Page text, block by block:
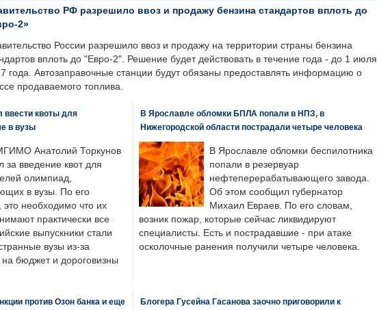
РФ разрешило ввоз и продажу бензина стандартов вплоть до
2»
России разрешило ввоз и продажу на территории страны бензина
вплоть до "Евро-2". Решение будет действовать в течение года - до 1 июля
года. Автозаправочные станции будут обязаны предоставлять информацию о
продаваемого топлива.
квоты для
в вузы
Анатолий Торкунов
за введение квот для
олимпиад,
в вузы. По его
необходимо что их
практически все
выпускники стали
вузы из-за
бюджет и дороговизны
В Ярославле обломки БПЛА попали в НПЗ, в
Нижегородской области пострадали четыре человека
В Ярославле обломки беспилотника
попали в резервуар
нефтеперерабатывающего завода.
Об этом сообщил губернатор
Михаил Евраев. По его словам,
возник пожар, которые сейчас ликвидируют
специалисты. Есть и пострадавшие - при атаке
осколочные ранения получили четыре человека.
против Озон банка и еще
Блогера Гусейна Гасанова заочно приговорили к